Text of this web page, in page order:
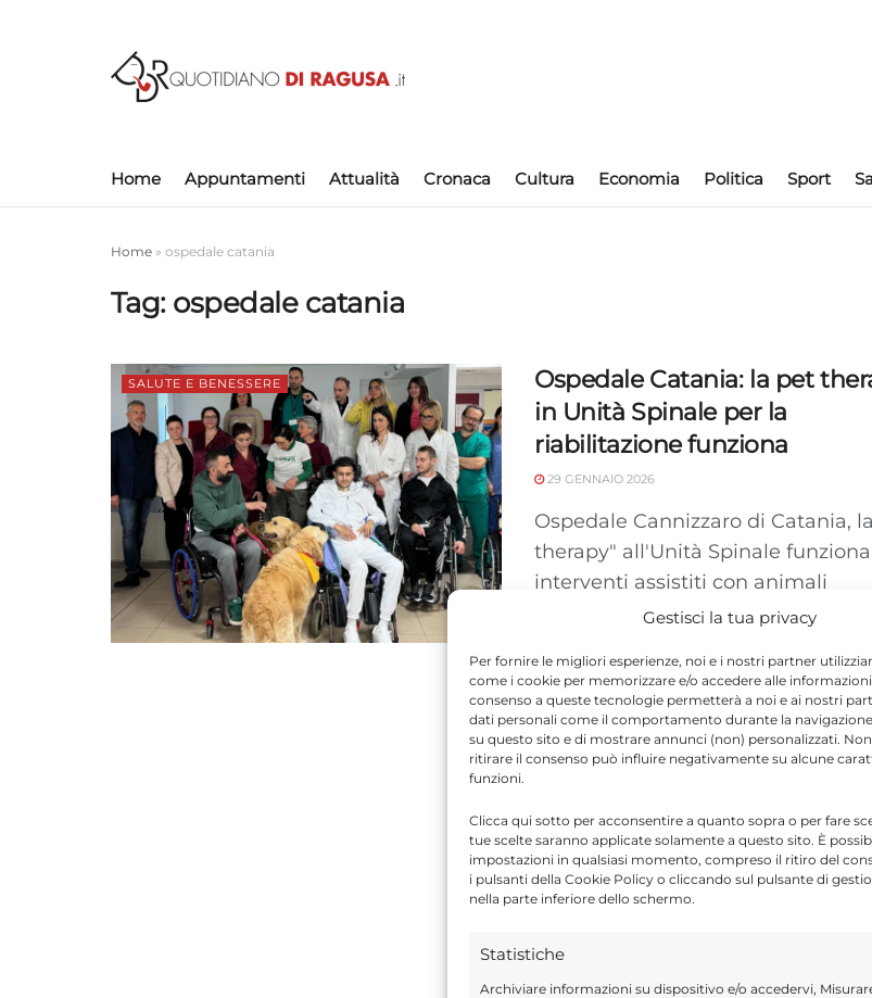
Gestisci la tua privacy
Per fornire le migliori esperienze, noi e i nostri partner
come i cookie per memorizzare e/o accedere alle
consenso a queste tecnologie permetterà a noi e ai nostri
dati personali come il comportamento durante la
su questo sito e di mostrare annunci (non) personalizzati.
ritirare il consenso può influire negativamente su alcune
funzioni.
Clicca qui sotto per acconsentire a quanto sopra o per fare
tue scelte saranno applicate solamente a questo sito. È
impostazioni in qualsiasi momento, compreso il ritiro del
i pulsanti della Cookie Policy o cliccando sul pulsante di
nella parte inferiore dello schermo.
Statistiche
Archiviare informazioni su dispositivo e/o accedervi,
Home Appuntamenti Attualità Cronaca Cultura Economia Politica Sport
Home » ospedale catania
Tag: ospedale catania
SALUTE E BENESSERE
Ospedale Catania: la pet
in Unità Spinale per la
riabilitazione funziona
29 GENNAIO 2026
Ospedale Cannizzaro di Catania,
therapy" all'Unità Spinale
interventi assistiti con animali
proseguono nel 2026